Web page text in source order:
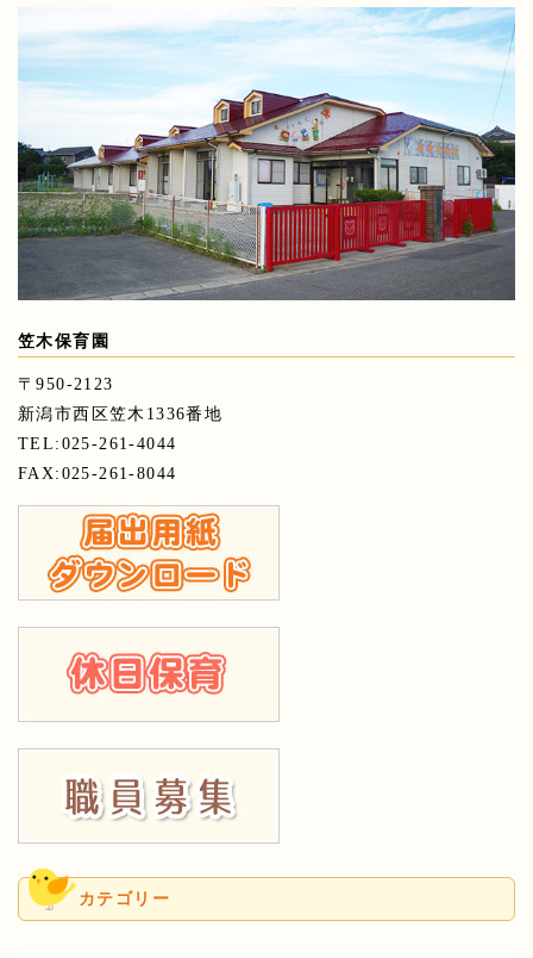
笠木保育園
〒950-2123
新潟市西区笠木1336番地
TEL:025-261-4044
FAX:025-261-8044
カテゴリー